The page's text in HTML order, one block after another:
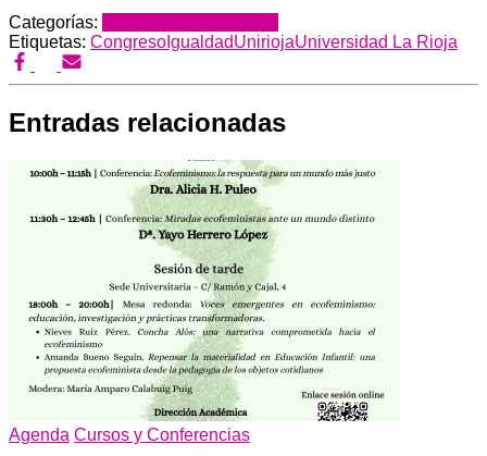
Categorías:
Etiquetas: Congreso IgualdadUniriojaUniversidad La Rioja
Entradas relacionadas
Agenda Cursos y Conferencias